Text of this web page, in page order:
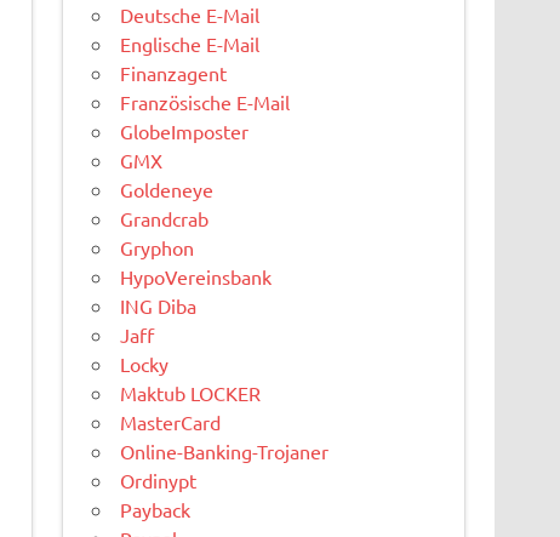
Deutsche E-Mail
Englische E-Mail
Finanzagent
Französische E-Mail
GlobeImposter
GMX
Goldeneye
Grandcrab
Gryphon
HypoVereinsbank
ING Diba
Jaff
Locky
Maktub LOCKER
MasterCard
Online-Banking-Trojaner
Ordinypt
Payback